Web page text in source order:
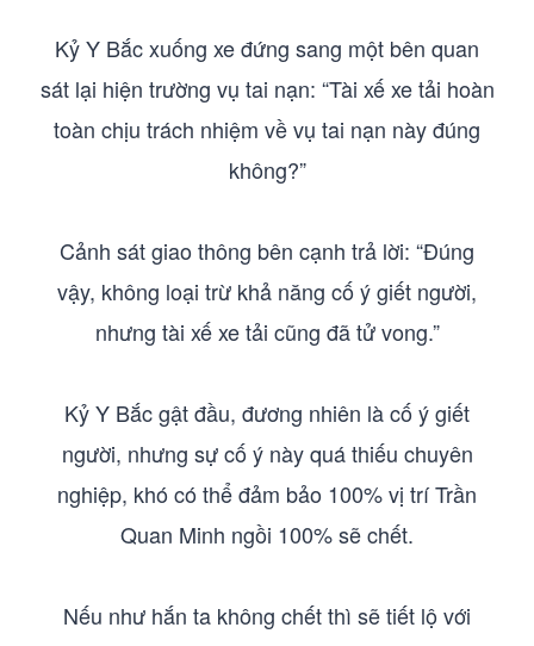
Kỷ Y Bắc xuống xe đứng sang một bên quan
sát lại hiện trường vụ tai nạn: “Tài xế xe tải hoàn
toàn chịu trách nhiệm về vụ tai nạn này đúng
không?”
Cảnh sát giao thông bên cạnh trả lời: “Đúng
vậy, không loại trừ khả năng cố ý giết người,
nhưng tài xế xe tải cũng đã tử vong.”
Kỷ Y Bắc gật đầu, đương nhiên là cố ý giết
người, nhưng sự cố ý này quá thiếu chuyên
nghiệp, khó có thể đảm bảo 100% vị trí Trần
Quan Minh ngồi 100% sẽ chết.
Nếu như hắn ta không chết thì sẽ tiết lộ với